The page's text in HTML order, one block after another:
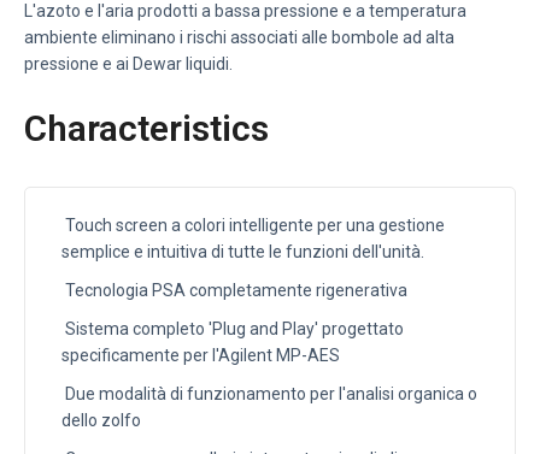
L'azoto e l'aria prodotti a bassa pressione e a temperatura
ambiente eliminano i rischi associati alle bombole ad alta
pressione e ai Dewar liquidi.
Characteristics
Touch screen a colori intelligente per una gestione
semplice e intuitiva di tutte le funzioni dell'unità.
Tecnologia PSA completamente rigenerativa
Sistema completo 'Plug and Play' progettato
specificamente per l'Agilent MP-AES
Due modalità di funzionamento per l'analisi organica o
dello zolfo